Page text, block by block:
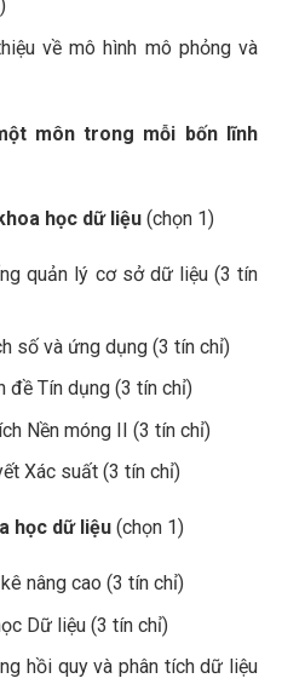
về mô hình mô phỏng và
môn trong mỗi bốn lĩnh
học dữ liệu (chọn 1)
quản lý cơ sở dữ liệu (3 tín
số và ứng dụng (3 tín chỉ)
đề Tín dụng (3 tín chỉ)
Nền móng II (3 tín chỉ)
Xác suất (3 tín chỉ)
học dữ liệu (chọn 1)
nâng cao (3 tín chỉ)
Dữ liệu (3 tín chỉ)
hồi quy và phân tích dữ liệu